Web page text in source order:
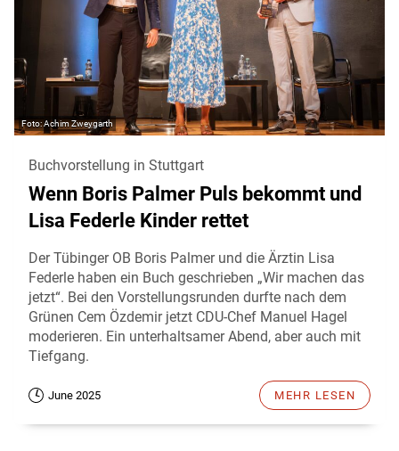
Achim Zweygarth
Buchvorstellung in Stuttgart
Wenn Boris Palmer Puls bekommt und
Lisa Federle Kinder rettet
Der Tübinger OB Boris Palmer und die Ärztin Lisa
Federle haben ein Buch geschrieben „Wir machen das
jetzt“. Bei den Vorstellungsrunden durfte nach dem
Grünen Cem Özdemir jetzt CDU-Chef Manuel Hagel
moderieren. Ein unterhaltsamer Abend, aber auch mit
Tiefgang.
June 2025 MEHR LESEN